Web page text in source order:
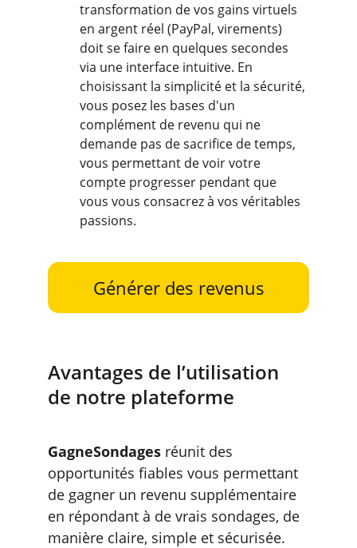
transformation de vos gains virtuels
en argent réel (PayPal, virements)
doit se faire en quelques secondes
via une interface intuitive. En
choisissant la simplicité et la sécurité,
vous posez les bases d'un
complément de revenu qui ne
demande pas de sacrifice de temps,
vous permettant de voir votre
compte progresser pendant que
vous vous consacrez à vos véritables
passions.
Générer des revenus
Avantages de l’utilisation
de notre plateforme
GagneSondages réunit des
opportunités fiables vous permettant
de gagner un revenu supplémentaire
en répondant à de vrais sondages, de
manière claire, simple et sécurisée.